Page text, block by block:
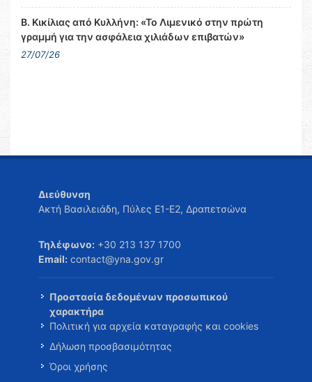
Β. Κικίλιας από Κυλλήνη: «Το Λιμενικό στην πρώτη
γραμμή για την ασφάλεια χιλιάδων επιβατών»
27/07/26
Διεύθυνση
Ακτή Βασιλειάδη, Πύλες Ε1-Ε2, Δραπετσώνα
Τηλέφωνο: +30 213 137 1700
Email: contact@yna.gov.gr
Προστασία δεδομένων προσωπικού
χαρακτήρα
Πολιτική για αρχεία καταγραφής και cookies
Δήλωση προσβασιμότητας
Όροι χρήσης